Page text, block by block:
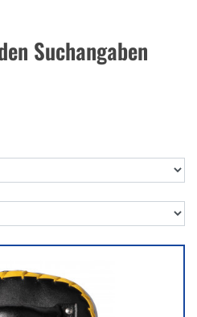
Suchangaben